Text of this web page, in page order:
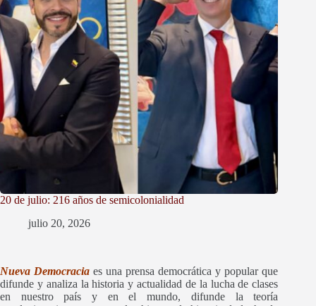
20 de julio: 216 años de semicolonialidad
julio 20, 2026
Nueva Democracia es una prensa democrática y popular que
difunde y analiza la historia y actualidad de la lucha de clases
en nuestro país y en el mundo, difunde la teoría